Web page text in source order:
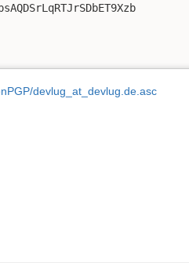
devlug_at_devlug.de.asc